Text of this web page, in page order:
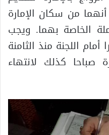
من سكان الإمارة
الخاصة بهما. ويجب
اللجنة منذ الثامنة
صباحا كذلك لانتهاء